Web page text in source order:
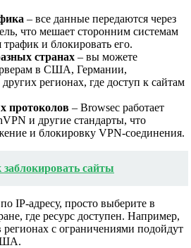
– все данные передаются через
что мешает сторонним системам
и блокировать его.
странах – вы можете
в США, Германии,
регионах, где доступ к сайтам
протоколов – Browsec работает
и другие стандарты, что
и блокировку VPN-соединения.
сайты
IP-адресу, просто выберите в
где ресурс доступен. Например,
регионах с ограничениями подойдут